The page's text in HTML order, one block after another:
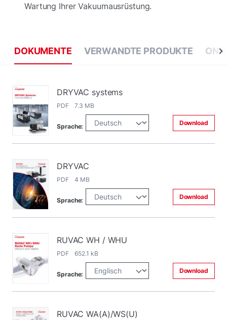
Wartung Ihrer Vakuumausrüstung.
DOKUMENTE VERWANDTE PRODUKTE
DRYVAC systems
PDF 7.3 MB
Sprache: Download
DRYVAC
PDF 4 MB
Sprache: Download
RUVAC WH / WHU
PDF 652.1 kB
Sprache: Download
RUVAC WA(A)/WS(U)